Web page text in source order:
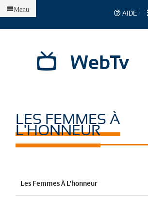
AIDE
WebTv
Menu
LES FEMMES À
L'HONNEUR
Les Femmes À L'honneur